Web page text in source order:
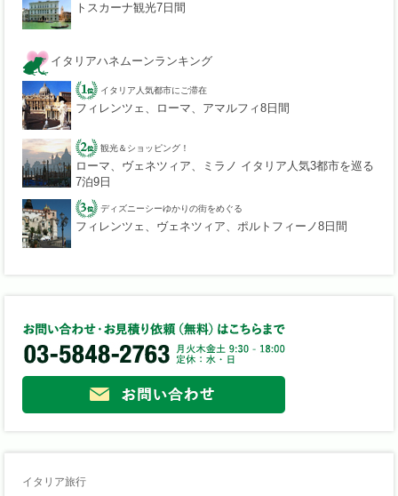
トスカーナ観光7日間
イタリアハネムーンランキング
イタリア人気都市にご滞在
フィレンツェ、ローマ、アマルフィ8日間
観光＆ショッピング！
ローマ、ヴェネツィア、ミラノ イタリア人気3都市を巡る
7泊9日
ディズニーシーゆかりの街をめぐる
フィレンツェ、ヴェネツィア、ポルトフィーノ8日間
イタリア旅行